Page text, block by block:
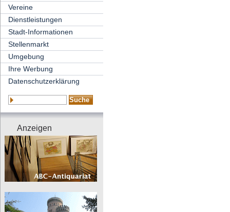
Vereine
Dienstleistungen
Stadt-Informationen
Stellenmarkt
Umgebung
Ihre Werbung
Datenschutzerklärung
Anzeigen